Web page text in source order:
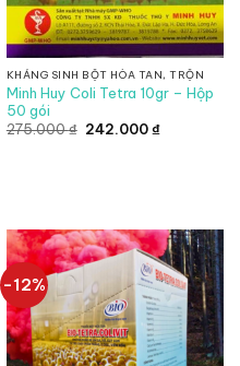
KHÁNG SINH BỘT HÒA TAN, TRỘN
Minh Huy Coli Tetra 10gr – Hộp
50 gói
275.000₫ Giá
242.000₫Giá
-12%